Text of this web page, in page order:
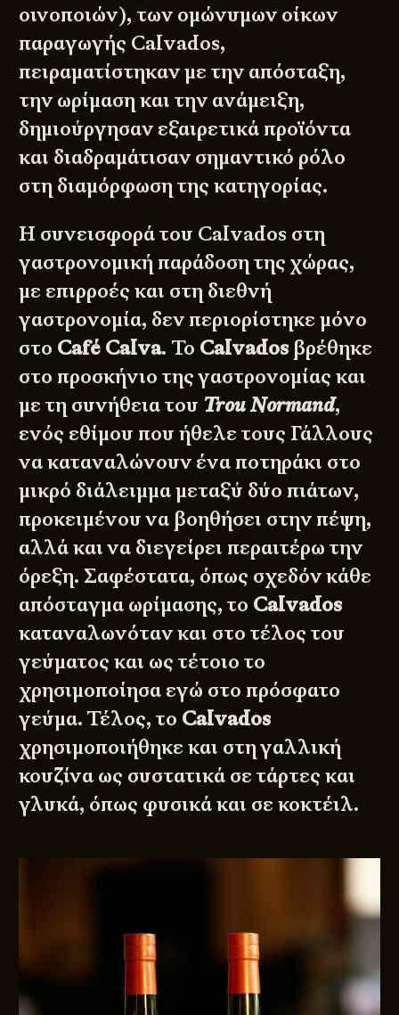
οινοποιών), των ομώνυμων οίκων
παραγωγής Calvados,
πειραματίστηκαν με την απόσταξη,
την ωρίμαση και την ανάμειξη,
δημιούργησαν εξαιρετικά προϊόντα
και διαδραμάτισαν σημαντικό ρόλο
στη διαμόρφωση της κατηγορίας.
Η συνεισφορά του Calvados στη
γαστρονομική παράδοση της χώρας,
με επιρροές και στη διεθνή
γαστρονομία, δεν περιορίστηκε μόνο
στο Café Calva. Το Calvados βρέθηκε
στο προσκήνιο της γαστρονομίας και
με τη συνήθεια του Trou Normand,
ενός εθίμου που ήθελε τους Γάλλους
να καταναλώνουν ένα ποτηράκι στο
μικρό διάλειμμα μεταξύ δύο πιάτων,
προκειμένου να βοηθήσει στην πέψη,
αλλά και να διεγείρει περαιτέρω την
όρεξη. Σαφέστατα, όπως σχεδόν κάθε
απόσταγμα ωρίμασης, το Calvados
καταναλωνόταν και στο τέλος του
γεύματος και ως τέτοιο το
χρησιμοποίησα εγώ στο πρόσφατο
γεύμα. Τέλος, το Calvados
χρησιμοποιήθηκε και στη γαλλική
κουζίνα ως συστατικά σε τάρτες και
γλυκά, όπως φυσικά και σε κοκτέιλ.